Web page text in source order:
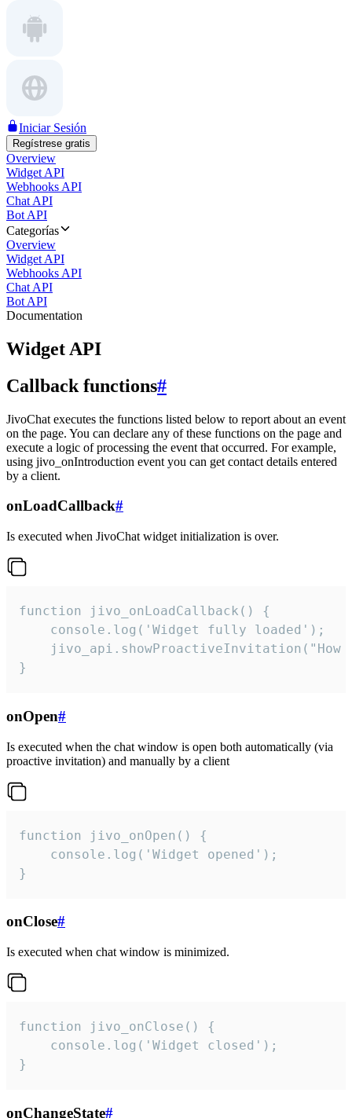
Iniciar Sesión
Regístrese gratis
Overview
Widget API
Webhooks API
Chat API
Bot API
Categorías
Overview
Widget API
Webhooks API
Chat API
Bot API
Documentation
Widget API
Callback functions#
JivoChat executes the functions listed below to report about an event
on the page. You can declare any of these functions on the page and
execute a logic of processing the event that occurred. For example,
using jivo_onIntroduction event you can get contact details entered
by a client.
onLoadCallback#
Is executed when JivoChat widget initialization is over.
function jivo_onLoadCallback() {
    console.log('Widget fully loaded');
jivo_api.showProactiveInvitation("How
}
onOpen#
Is executed when the chat window is open both automatically (via
proactive invitation) and manually by a client
function jivo_onOpen() {
    console.log('Widget opened');
}
onClose#
Is executed when chat window is minimized.
function jivo_onClose() {
    console.log('Widget closed');
}
onChangeState#